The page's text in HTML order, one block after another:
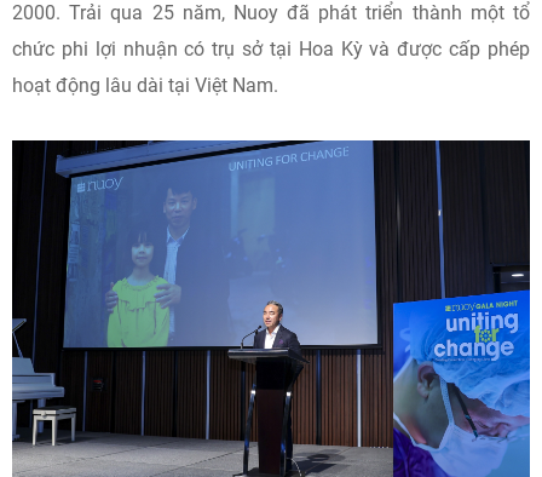
2000. Trải qua 25 năm, Nuoy đã phát triển thành một tổ
chức phi lợi nhuận có trụ sở tại Hoa Kỳ và được cấp phép
hoạt động lâu dài tại Việt Nam.